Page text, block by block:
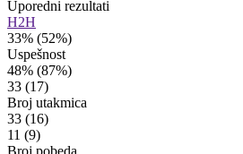
Uporedni rezultati
H2H
33% (52%)
Uspešnost
48% (87%)
33 (17)
Broj utakmica
33 (16)
11 (9)